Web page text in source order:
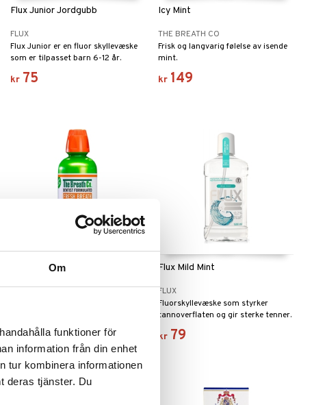
Om
funktioner för
information från din enhet
tur kombinera informationen
deras tjänster. Du
Flux Junior Jordgubb
FLUX
Flux Junior er en fluor skyllevæske
som er tilpasset barn 6-12 år.
kr 75
Icy Mint
THE BREATH CO
Frisk og langvarig følelse av isende
mint.
kr 149
kr 149
Flux Mild Mint
FLUX
Fluorskyllevæske som styrker
tannoverflaten og gir sterke tenner.
kr 79